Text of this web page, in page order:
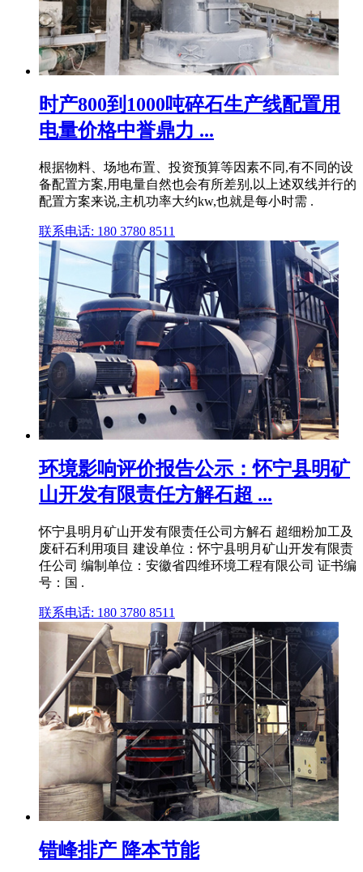
时产800到1000吨碎石生产线配置用
电量价格中誉鼎力 ...
根据物料、场地布置、投资预算等因素不同,有不同的设
备配置方案,用电量自然也会有所差别,以上述双线并行的
配置方案来说,主机功率大约kw,也就是每小时需 .
联系电话: 180 3780 8511
环境影响评价报告公示：怀宁县明矿
山开发有限责任方解石超 ...
怀宁县明月矿山开发有限责任公司方解石 超细粉加工及
废矸石利用项目 建设单位：怀宁县明月矿山开发有限责
任公司 编制单位：安徽省四维环境工程有限公司 证书编
号：国 .
联系电话: 180 3780 8511
错峰排产 降本节能